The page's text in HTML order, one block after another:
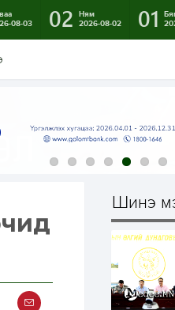
08-03
02
Ням
2026-08-02
01
Шинэ